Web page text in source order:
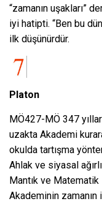
“zamanın uşakları”
iyi hatipti. “Ben bu
ilk düşünürdür.
Platon
MÖ427-MÖ 347
uzakta Akademi
okulda tartışma
Ahlak ve siyasal
Mantık ve
Akademinin zamanın